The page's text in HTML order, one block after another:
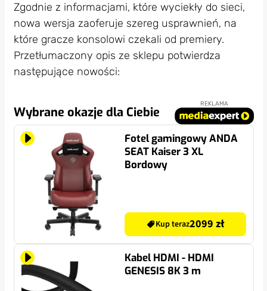
Zgodnie z informacjami, które wyciekły do sieci,
nowa wersja zaoferuje szereg usprawnień, na
które gracze konsolowi czekali od premiery.
Przetłumaczony opis ze sklepu potwierdza
następujące nowości:
Wybrane okazje dla Ciebie
REKLAMA
Fotel gamingowy ANDA
SEAT Kaiser 3 XL
Bordowy
Kup teraz2099 zł
Kabel HDMI - HDMI
GENESIS 8K 3 m